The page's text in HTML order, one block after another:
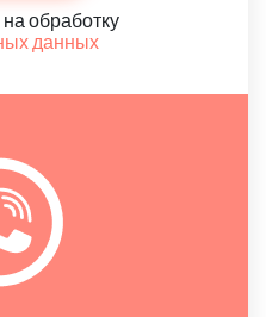
обработку
данных